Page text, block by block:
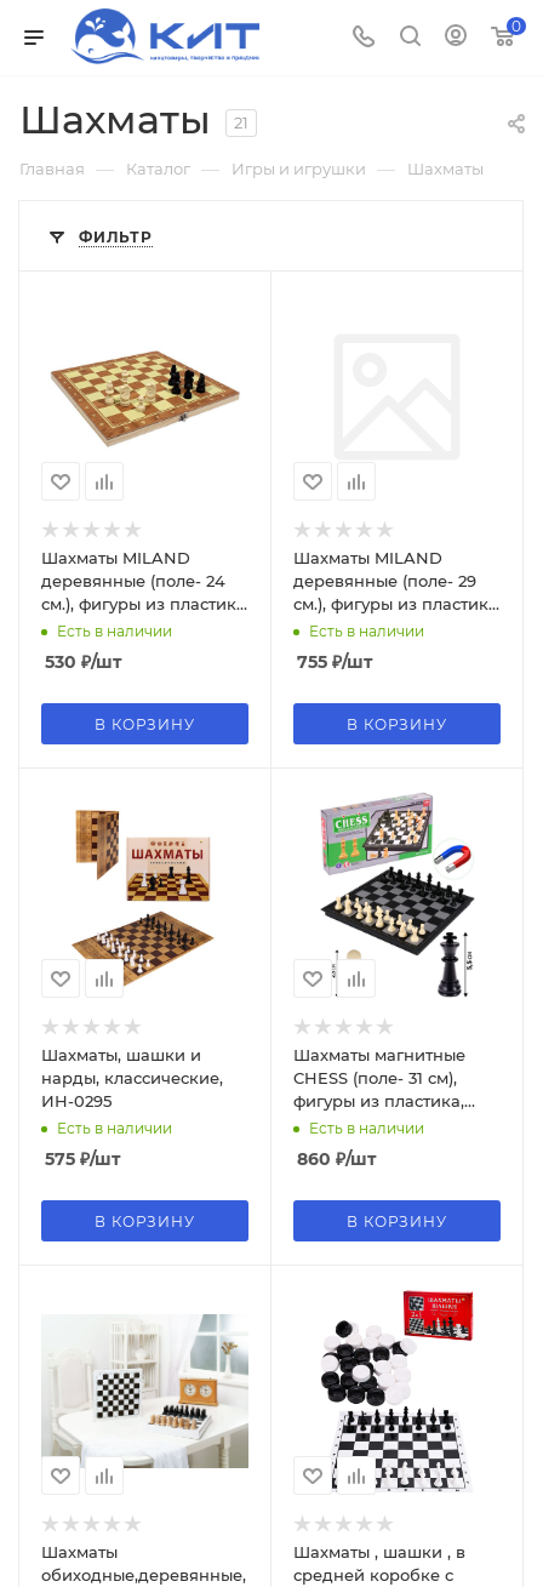
0
Шахматы 21
Главная — Каталог — Игры и игрушки — Шахматы
ФИЛЬТР
Шахматы MILAND
деревянные (поле- 24
см.), фигуры из пластика
арт. Р00039М
Есть в наличии
530 ₽/шт
В КОРЗИНУ
Шахматы MILAND
деревянные (поле- 29
см.), фигуры из пластика
арт. Р00040М
Есть в наличии
755 ₽/шт
В КОРЗИНУ
Шахматы, шашки и
нарды, классические,
ИН-0295
Есть в наличии
575 ₽/шт
В КОРЗИНУ
Шахматы магнитные
CHESS (поле- 31 см),
фигуры из пластика,
Р00083М
Есть в наличии
860 ₽/шт
В КОРЗИНУ
Шахматы
обиходные,деревянные,
Шахматы , шашки , в
средней коробке с